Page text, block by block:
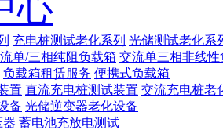
心
充电桩测试老化系列 光储测试老化系
单/三相纯阻负载箱 交流单三相非线性
负载箱租赁服务 便携式负载箱
置 直流充电桩测试装置 交流充电桩老
备 光储逆变器老化设备
器 蓄电池充放电测试